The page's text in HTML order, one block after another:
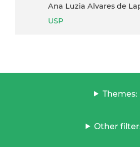
Ana Luzia Alvares de
USP
Themes:
Other